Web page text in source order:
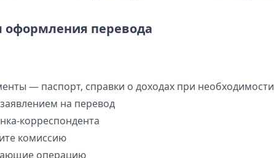
оформления перевода
— паспорт, справки о доходах при необходимости
на перевод
корреспондента
комиссию
операцию